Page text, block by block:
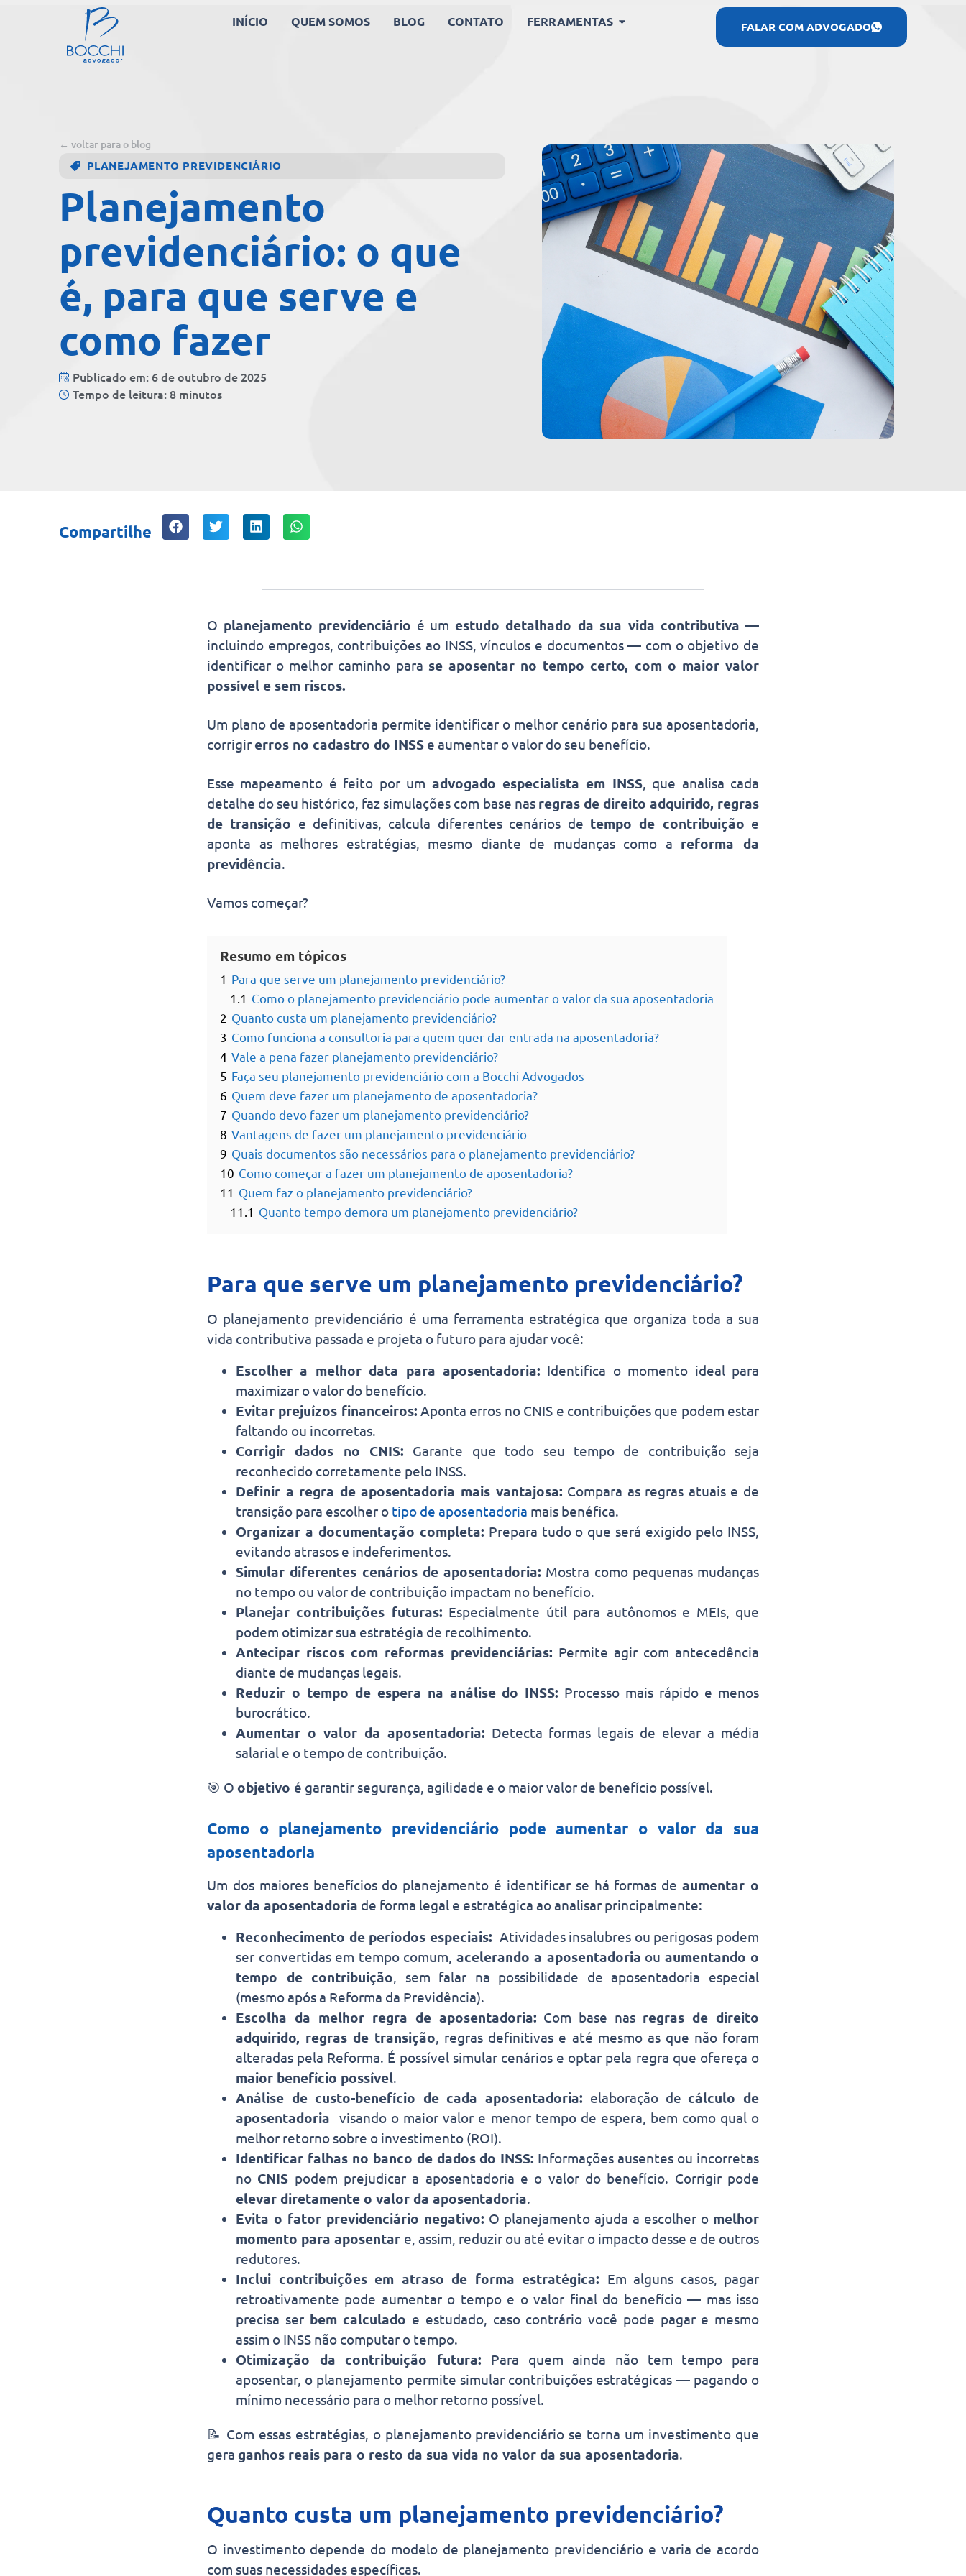
INÍCIO QUEM SOMOS BLOG CONTATO FERRAMENTAS FALAR COM ADVOGADO
← voltar para o blog
PLANEJAMENTO PREVIDENCIÁRIO
Planejamento
previdenciário: o que
é, para que serve e
como fazer
Publicado em: 6 de outubro de 2025
Tempo de leitura: 8 minutos
Compartilhe
O planejamento previdenciário é um estudo detalhado da sua vida contributiva —
incluindo empregos, contribuições ao INSS, vínculos e documentos — com o objetivo de
identificar o melhor caminho para se aposentar no tempo certo, com o maior valor
possível e sem riscos.
Um plano de aposentadoria permite identificar o melhor cenário para sua aposentadoria,
corrigir erros no cadastro do INSS e aumentar o valor do seu benefício.
Esse mapeamento é feito por um advogado especialista em INSS, que analisa cada
detalhe do seu histórico, faz simulações com base nas regras de direito adquirido, regras
de transição e definitivas, calcula diferentes cenários de tempo de contribuição e
aponta as melhores estratégias, mesmo diante de mudanças como a reforma da
previdência.
Vamos começar?
Resumo em tópicos
1 Para que serve um planejamento previdenciário?
1.1 Como o planejamento previdenciário pode aumentar o valor da sua aposentadoria
2 Quanto custa um planejamento previdenciário?
3 Como funciona a consultoria para quem quer dar entrada na aposentadoria?
4 Vale a pena fazer planejamento previdenciário?
5 Faça seu planejamento previdenciário com a Bocchi Advogados
6 Quem deve fazer um planejamento de aposentadoria?
7 Quando devo fazer um planejamento previdenciário?
8 Vantagens de fazer um planejamento previdenciário
9 Quais documentos são necessários para o planejamento previdenciário?
10 Como começar a fazer um planejamento de aposentadoria?
11 Quem faz o planejamento previdenciário?
11.1 Quanto tempo demora um planejamento previdenciário?
Para que serve um planejamento previdenciário?
O planejamento previdenciário é uma ferramenta estratégica que organiza toda a sua
vida contributiva passada e projeta o futuro para ajudar você:
Escolher a melhor data para aposentadoria: Identifica o momento ideal para
maximizar o valor do benefício.
Evitar prejuízos financeiros: Aponta erros no CNIS e contribuições que podem estar
faltando ou incorretas.
Corrigir dados no CNIS: Garante que todo seu tempo de contribuição seja
reconhecido corretamente pelo INSS.
Definir a regra de aposentadoria mais vantajosa: Compara as regras atuais e de
transição para escolher o tipo de aposentadoria mais benéfica.
Organizar a documentação completa: Prepara tudo o que será exigido pelo INSS,
evitando atrasos e indeferimentos.
Simular diferentes cenários de aposentadoria: Mostra como pequenas mudanças
no tempo ou valor de contribuição impactam no benefício.
Planejar contribuições futuras: Especialmente útil para autônomos e MEIs, que
podem otimizar sua estratégia de recolhimento.
Antecipar riscos com reformas previdenciárias: Permite agir com antecedência
diante de mudanças legais.
Reduzir o tempo de espera na análise do INSS: Processo mais rápido e menos
burocrático.
Aumentar o valor da aposentadoria: Detecta formas legais de elevar a média
salarial e o tempo de contribuição.
🎯 O objetivo é garantir segurança, agilidade e o maior valor de benefício possível.
Como o planejamento previdenciário pode aumentar o valor da sua
aposentadoria
Um dos maiores benefícios do planejamento é identificar se há formas deaumentar o
valor da aposentadoria de forma legal e estratégica ao analisar principalmente:
Reconhecimento de períodos especiais: Atividades insalubres ou perigosas podem
ser convertidas em tempo comum, acelerando a aposentadoria ou aumentando o
tempo de contribuição, sem falar na possibilidade de aposentadoria especial
(mesmo após a Reforma da Previdência).
Escolha da melhor regra de aposentadoria: Com base nas regras de direito
adquirido, regras de transição, regras definitivas e até mesmo as que não foram
alteradas pela Reforma. É possível simular cenários e optar pela regra que ofereça o
maior benefício possível.
Análise de custo-benefício de cada aposentadoria: elaboração de cálculo de
aposentadoria
visando o maior valor e menor tempo de espera, bem como qual o
melhor retorno sobre o investimento (ROI).
Identificar falhas no banco de dados do INSS: Informações ausentes ou incorretas
no CNIS podem prejudicar a aposentadoria e o valor do benefício. Corrigir pode
elevar diretamente o valor da aposentadoria.
Evita o fator previdenciário negativo: O planejamento ajuda a escolher o melhor
momento para aposentar e, assim, reduzir ou até evitar o impacto desse e de outros
redutores.
Inclui contribuições em atraso de forma estratégica: Em alguns casos, pagar
retroativamente pode aumentar o tempo e o valor final do benefício — mas isso
precisa ser bem calculado e estudado, caso contrário você pode pagar e mesmo
assim o INSS não computar o tempo.
Otimização da contribuição futura: Para quem ainda não tem tempo para
aposentar, o planejamento permite simular contribuições estratégicas — pagando o
mínimo necessário para o melhor retorno possível.
📝 Com essas estratégias, o planejamento previdenciário se torna um investimento que
gera ganhos reais para o resto da sua vida no valor da sua aposentadoria.
Quanto custa um planejamento previdenciário?
O investimento depende do modelo de planejamento previdenciário e varia de acordo
com suas necessidades específicas.